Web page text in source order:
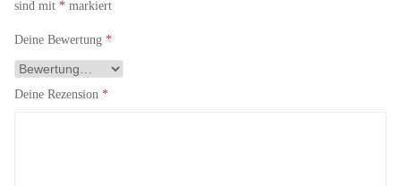
sind mit * markiert
Deine Bewertung *
Deine Rezension *